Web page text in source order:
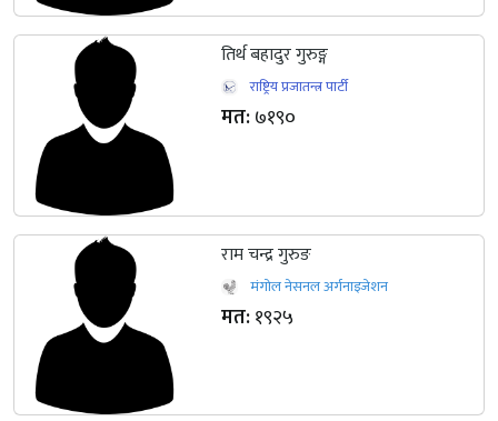
तिर्थ बहादुर गुरुङ्ग
राष्ट्रिय प्रजातन्त्र पार्टी
मत:७१९०
राम चन्द्र गुरुङ
मंगोल नेसनल अर्गनाइजेशन
मत:१९२५